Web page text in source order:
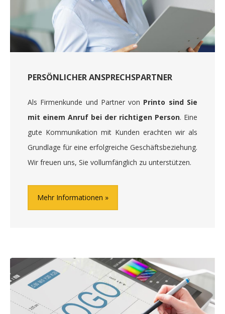
PERSÖNLICHER ANSPRECHSPARTNER
Als Firmenkunde und Partner von Printo sind Sie
mit einem Anruf bei der richtigen Person. Eine
gute Kommunikation mit Kunden erachten wir als
Grundlage für eine erfolgreiche Geschäftsbeziehung.
Wir freuen uns, Sie vollumfänglich zu unterstützen.
Mehr Informationen